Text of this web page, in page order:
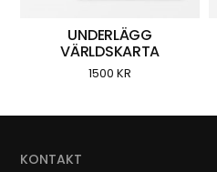
UNDERLÄGG
VÄRLDSKARTA
1500KR
KONTAKT